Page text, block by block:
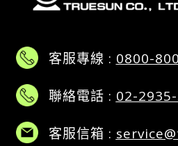
客服專線 : 0800-
聯絡電話 : 02-
客服信箱 :